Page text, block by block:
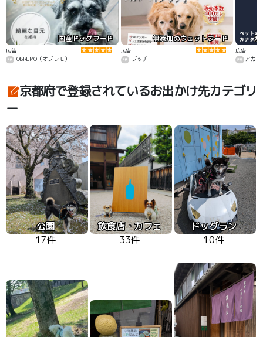
国産ドッグフード
広告
OBREMO（オブレモ）
無添加のウェットフード
広告
ブッチ
カ
広告
アカ
京都府で登録されているお出かけ先カテゴリ
ー
公園
17件
飲食店・カフェ
33件
ドッグラン
10件